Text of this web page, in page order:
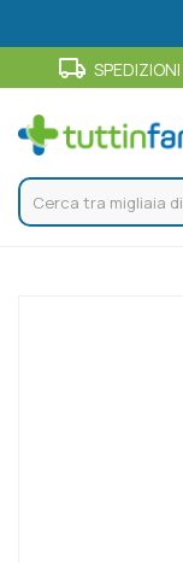
local_shipping SPEDIZIONI